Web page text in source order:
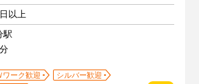
以上
駅
ワーク歓迎
シルバー歓迎